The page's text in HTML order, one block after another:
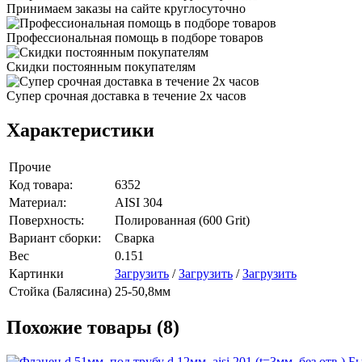
Принимаем заказы на сайте круглосуточно
Профессиональная помощь в подборе товаров
Скидки постоянным покупателям
Супер срочная доставка в течение 2х часов
Характеристики
Прочие
Код товара:
6352
Материал:
AISI 304
Поверхность:
Полированная (600 Grit)
Вариант сборки:
Сварка
Вес
0.151
Картинки
Загрузить /Загрузить /Загрузить
Стойка (Балясина) 25-50,8мм
Похожие товары (8)